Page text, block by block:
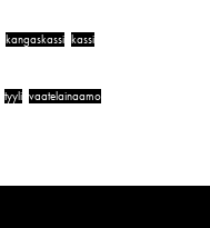
kangaskassi kassi
tyyli vaatelainaamo